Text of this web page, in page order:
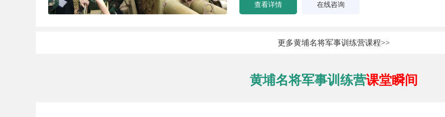
查看详情 在线咨询
更多黄埔名将军事训练营课程>>
黄埔名将军事训练营课堂瞬间